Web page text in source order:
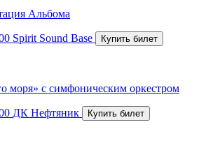
Альбома
Spirit Sound Base
моря» с симфоническим оркестром
ДК Нефтяник